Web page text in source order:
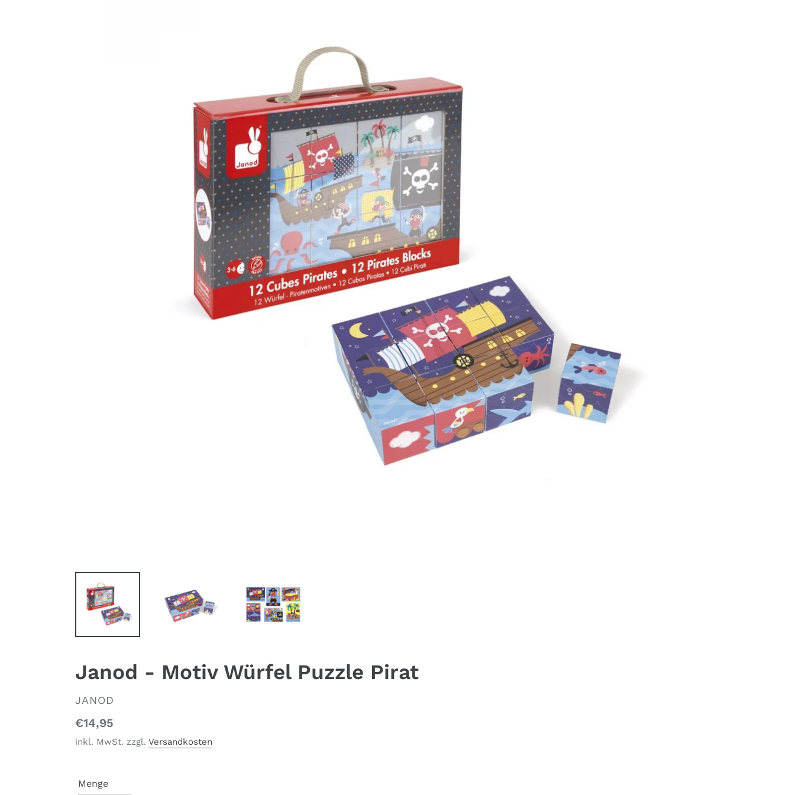
Janod - Motiv Würfel Puzzle Pirat
VERKÄUFER
JANOD
Normaler
Preis
€14,95
inkl. MwSt. zzgl. Versandkosten
Menge